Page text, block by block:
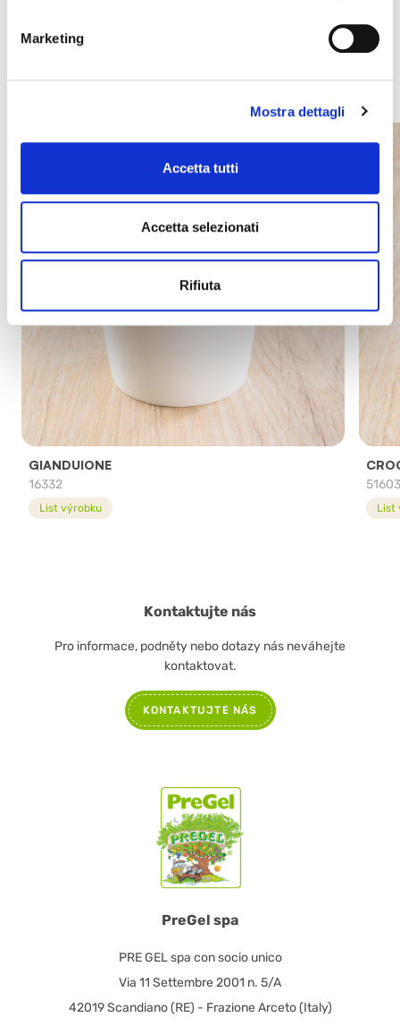
Marketing
Mostra dettagli
Accetta tutti
Accetta selezionati
Rifiuta
Další produkty, které by vás mohly
GIANDUIONE
16332
List výrobku List
PreGel spa
PRE GEL spa con socio unico
Via 11 Settembre 2001 n. 5/A
42019 Scandiano (RE) - Frazione Arceto (Italy)
Kontaktujte nás
Pro informace, podněty nebo dotazy nás neváhejte
kontaktovat.
KONTAKTUJTE NÁS